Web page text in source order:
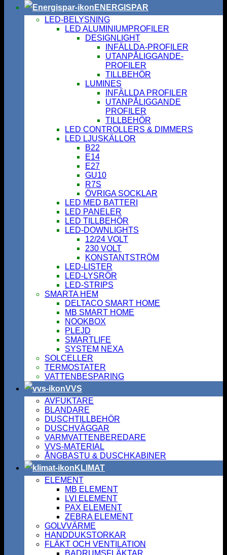
ENERGISPAR
LED-BELYSNING
LED ALUMINIUMPROFILER
DESIGNLIGHT
INFÄLLDA-PROFILER
UTANPÅLIGGANDE-
PROFILER
TILLBEHÖR
LUMINES
INFÄLLDA PROFILER
UTANPÅLIGGANDE
PROFILER
TILLBEHÖR
LED CONTROLLERS & DIMMERS
LED LJUSKÄLLOR
B22
E14
E27
GU10
R7S
ÖVRIGA SOCKLAR
LED MED BATTERI
LED PANELER
LED TILLBEHÖR
LED-DOWNLIGHTS
12/24 VOLT
230 VOLT
KONSTANTSTRÖM
LED-LISTER
LED-LYSRÖR
LED-STRIPS
SMARTA HEM
DELTACO SMART HOME
MB SMART HOME
NOOKBOX
PLEJD
SMARTLIFE
SYSTEM NEXA
SOLCELLER
TERMOSTATER
VATTENBESPARING
VVS
AVFUKTARE
BLANDARE
DUSCHTILLBEHÖR
DUSCHVÄGGAR
VARMVATTENBEREDARE
VVS-MATERIAL
ÅNGBASTU & DUSCHKABINER
KLIMAT
ELEMENT
MB ELEMENT
LVI ELEMENT
PAX ELEMENT
ZEBRA ELEMENT
GOLVVÄRME
HANDDUKSTORKAR
FLÄKT OCH VENTILATION
BADRUMSFLÄKTAR